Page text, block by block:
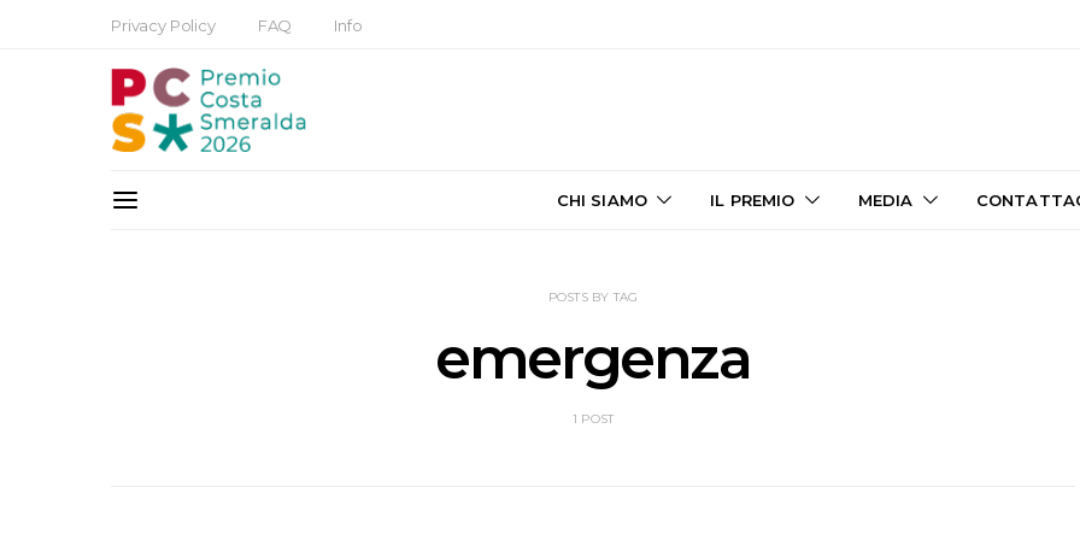
Privacy Policy FAQ Info
CHI SIAMO IL PREMIO MEDIA
POSTS BY TAG
emergenza
1 POST